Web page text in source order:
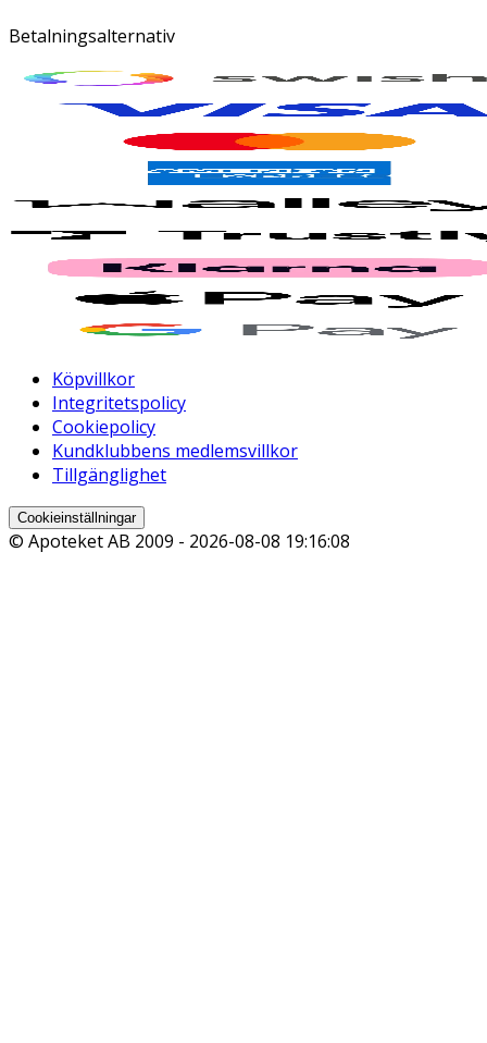
Betalningsalternativ
Köpvillkor
Integritetspolicy
Cookiepolicy
Kundklubbens medlemsvillkor
Tillgänglighet
Cookieinställningar
© Apoteket AB 2009 - 2026-08-08 19:16:08